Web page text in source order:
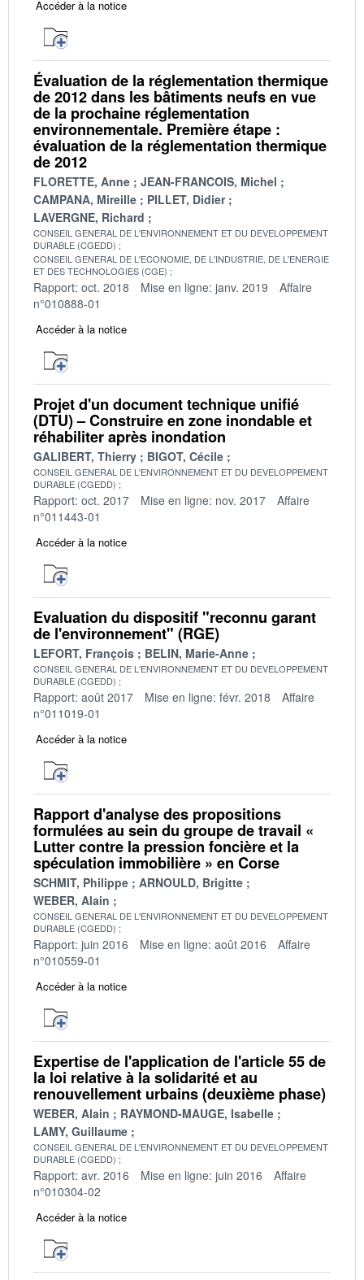
Accéder à la notice
Évaluation de la réglementation thermique
de 2012 dans les bâtiments neufs en vue
de la prochaine réglementation
environnementale. Première étape :
évaluation de la réglementation thermique
de 2012
FLORETTE, Anne
JEAN-FRANCOIS, Michel
CAMPANA, Mireille
PILLET, Didier
LAVERGNE, Richard
CONSEIL GENERAL DE L'ENVIRONNEMENT ET DU DEVELOPPEMENT
DURABLE (CGEDD)
CONSEIL GENERAL DE L'ECONOMIE, DE L'INDUSTRIE, DE L'ENERGIE
ET DES TECHNOLOGIES (CGE)
Rapport: oct. 2018 Mise en ligne: janv. 2019
Affaire
n°010888-01
Accéder à la notice
Projet d'un document technique unifié
(DTU) – Construire en zone inondable et
réhabiliter après inondation
GALIBERT, Thierry BIGOT, Cécile
CONSEIL GENERAL DE L'ENVIRONNEMENT ET DU DEVELOPPEMENT
DURABLE (CGEDD)
Rapport: oct. 2017 Mise en ligne: nov. 2017
Affaire
n°011443-01
Accéder à la notice
Evaluation du dispositif "reconnu garant
de l'environnement" (RGE)
LEFORT, François BELIN, Marie-Anne
CONSEIL GENERAL DE L'ENVIRONNEMENT ET DU DEVELOPPEMENT
DURABLE (CGEDD)
Rapport: août 2017 Mise en ligne: févr. 2018
Affaire
n°011019-01
Accéder à la notice
Rapport d'analyse des propositions
formulées au sein du groupe de travail «
Lutter contre la pression foncière et la
spéculation immobilière » en Corse
SCHMIT, Philippe
ARNOULD, Brigitte
WEBER, Alain
CONSEIL GENERAL DE L'ENVIRONNEMENT ET DU DEVELOPPEMENT
DURABLE (CGEDD)
Rapport: juin 2016 Mise en ligne: août 2016
Affaire
n°010559-01
Accéder à la notice
Expertise de l'application de l'article 55 de
la loi relative à la solidarité et au
renouvellement urbains (deuxième phase)
WEBER, Alain
RAYMOND-MAUGE, Isabelle
LAMY, Guillaume
CONSEIL GENERAL DE L'ENVIRONNEMENT ET DU DEVELOPPEMENT
DURABLE (CGEDD)
Rapport: avr. 2016 Mise en ligne: juin 2016
Affaire
n°010304-02
Accéder à la notice